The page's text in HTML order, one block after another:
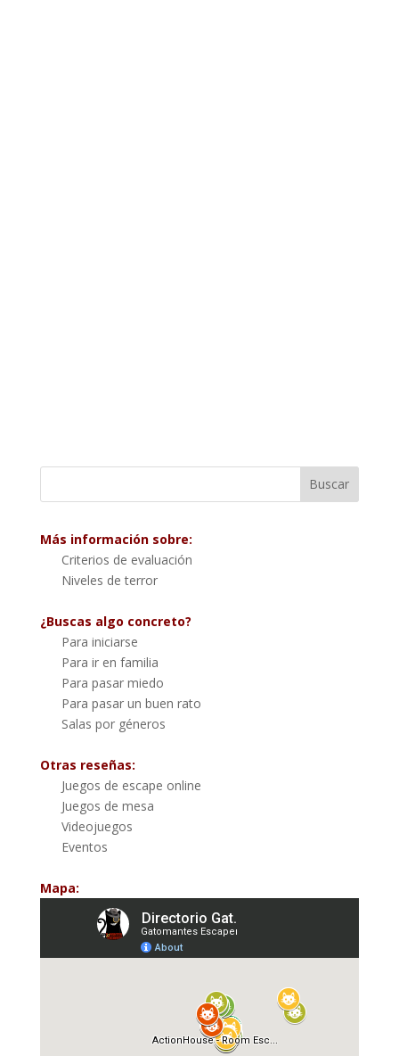
Más información sobre:
Criterios de evaluación
Niveles de terror
¿Buscas algo concreto?
Para iniciarse
Para ir en familia
Para pasar miedo
Para pasar un buen rato
Salas por géneros
Otras reseñas:
Juegos de escape online
Juegos de mesa
Videojuegos
Eventos
Mapa: